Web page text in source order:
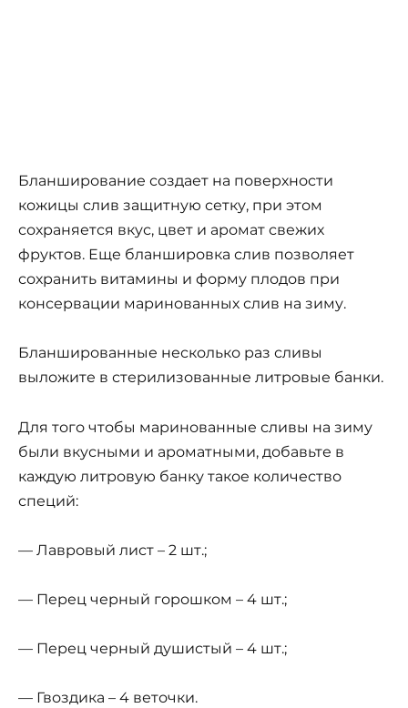
Бланширование создает на поверхности
кожицы слив защитную сетку, при этом
сохраняется вкус, цвет и аромат свежих
фруктов. Еще бланшировка слив позволяет
сохранить витамины и форму плодов при
консервации маринованных слив на зиму.
Бланшированные несколько раз сливы
выложите в стерилизованные литровые банки.
Для того чтобы маринованные сливы на зиму
были вкусными и ароматными, добавьте в
каждую литровую банку такое количество
специй:
— Лавровый лист – 2 шт.;
— Перец черный горошком – 4 шт.;
— Перец черный душистый – 4 шт.;
— Гвоздика – 4 веточки.